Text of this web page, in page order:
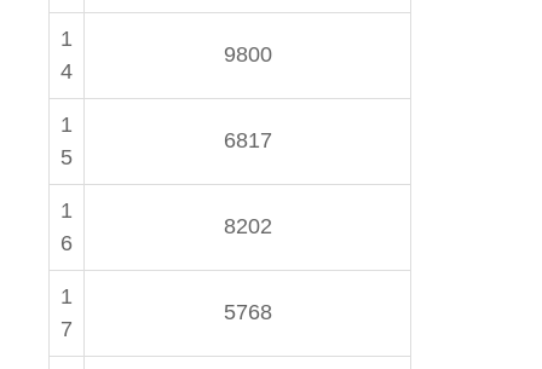
1
4
9800
1
5
6817
1
6
8202
1
7
5768